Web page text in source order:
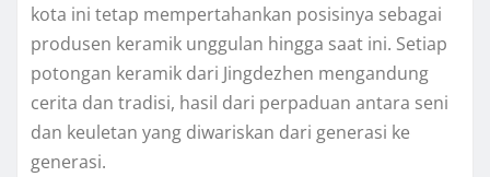
kota ini tetap mempertahankan posisinya sebagai
produsen keramik unggulan hingga saat ini. Setiap
potongan keramik dari Jingdezhen mengandung
cerita dan tradisi, hasil dari perpaduan antara seni
dan keuletan yang diwariskan dari generasi ke
generasi.